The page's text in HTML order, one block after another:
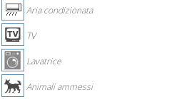
Aria condizionata
TV
Lavatrice
Animali ammessi